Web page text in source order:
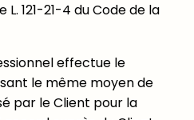
121-21-4 du Code de la
effectue le
le même moyen de
par le Client pour la